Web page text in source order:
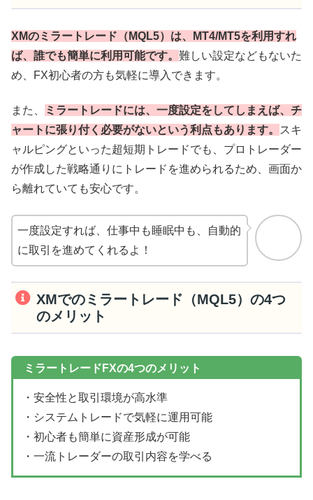
XMのミラートレード（MQL5）は、MT4/MT5を利用すれ
ば、誰でも簡単に利用可能です。 難しい設定などもないた
め、FX初心者の方も気軽に導入できます。
また、
ミラートレードには、一度設定をしてしまえば、チ
ャートに張り付く必要がないという利点もあります。
スキ
ャルピングといった超短期トレードでも、プロトレーダー
が作成した戦略通りにトレードを進められるため、画面か
ら離れていても安心です。
一度設定すれば、仕事中も睡眠中も、自動的
に取引を進めてくれるよ！
XMでのミラートレード（MQL5）の4つ
のメリット
ミラートレードFXの4つのメリット
・安全性と取引環境が高水準
・システムトレードで気軽に運用可能
・初心者も簡単に資産形成が可能
・一流トレーダーの取引内容を学べる